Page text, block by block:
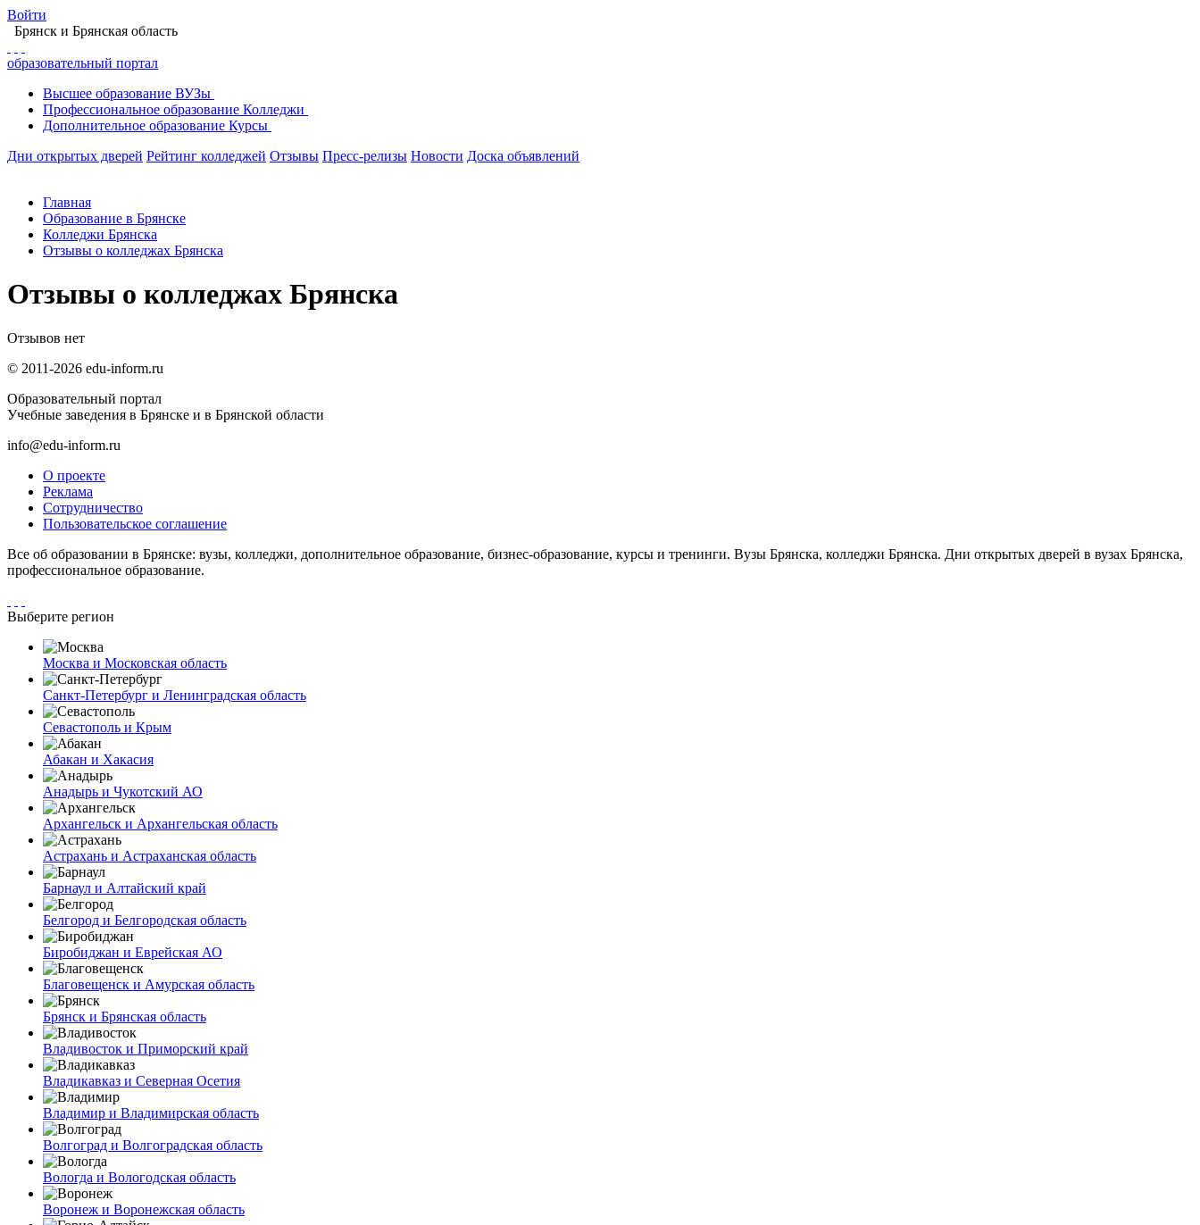
Войти
Брянск и Брянская область
образовательный портал
Высшее образование ВУЗы
Профессиональное образование Колледжи
Дополнительное образование Курсы
Дни открытых дверей Рейтинг колледжей Отзывы Пресс-релизы Новости Доска объявлений
Главная
Образование в Брянске
Колледжи Брянска
Отзывы о колледжах Брянска
Отзывы о колледжах Брянска
Отзывов нет
© 2011-2026 edu-inform.ru
Образовательный портал
Учебные заведения в Брянске и в Брянской области
info@edu-inform.ru
О проекте
Реклама
Сотрудничество
Пользовательское соглашение
Все об образовании в Брянске: вузы, колледжи, дополнительное образование, бизнес-образование, курсы и тренинги. Вузы Брянска, колледжи Брянска. Дни открытых дверей в вузах Брянска,
профессиональное образование.
Выберите регион
Москва и Московская область
Санкт-Петербург и Ленинградская область
Севастополь и Крым
Абакан и Хакасия
Анадырь и Чукотский АО
Архангельск и Архангельская область
Астрахань и Астраханская область
Барнаул и Алтайский край
Белгород и Белгородская область
Биробиджан и Еврейская АО
Благовещенск и Амурская область
Брянск и Брянская область
Владивосток и Приморский край
Владикавказ и Северная Осетия
Владимир и Владимирская область
Волгоград и Волгоградская область
Вологда и Вологодская область
Воронеж и Воронежская область